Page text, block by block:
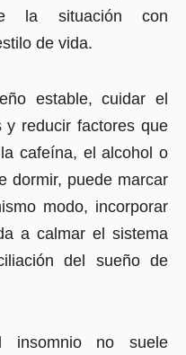
la situación con
de vida.
estable, cuidar el
reducir factores que
cafeína, el alcohol o
dormir, puede marcar
modo, incorporar
a calmar el sistema
del sueño de
insomnio no suele